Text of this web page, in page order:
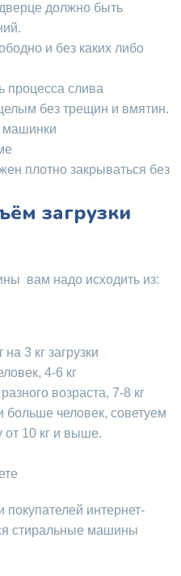
должно быть
и без каких либо
процесса слива
без трещин и вмятин.
машинки
плотно закрываться без
загрузки
вам надо исходить из:
3 кг загрузки
4-6 кг
возраста, 7-8 кг
больше человек, советуем
10 кг и выше.
интернет-
стиральные машины